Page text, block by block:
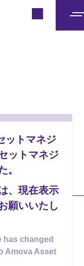
情報提供などを目的とし
は、それらを用いた当社
上げます。
ットマネジ
ットマネジ
。
、現在表示
願いいたし
has changed
Amova Asset